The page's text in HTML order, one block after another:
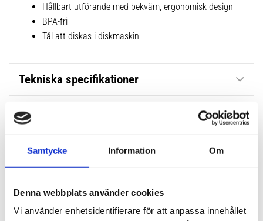
Samtycke Information Om
Denna webbplats använder cookies
Vi använder enhetsidentifierare för att anpassa innehållet
Hållbart utförande med bekväm, ergonomisk design
BPA-fri
Tål att diskas i diskmaskin
Tekniska specifikationer